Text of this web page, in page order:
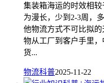
集装箱海运的时效相
为漫长，少到2-3周，
他物流方式不可比拟
物从工厂到客户手里
货...
物流科普2025-11-22